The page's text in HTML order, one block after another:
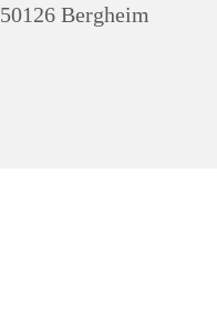
50126 Bergheim